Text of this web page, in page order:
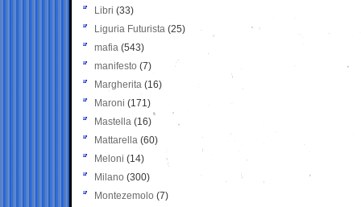
Libri (33)
Liguria Futurista (25)
mafia (543)
manifesto (7)
Margherita (16)
Maroni (171)
Mastella (16)
Mattarella (60)
Meloni (14)
Milano (300)
Montezemolo (7)